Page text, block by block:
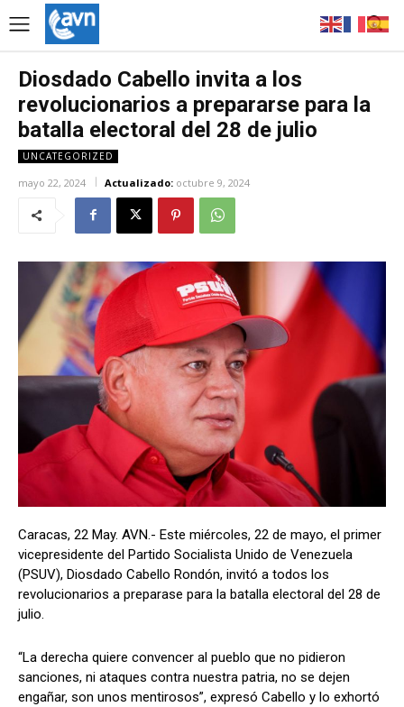
Diosdado Cabello invita a los
revolucionarios a prepararse para la
batalla electoral del 28 de julio
UNCATEGORIZED
mayo 22, 2024 Actualizado: octubre 9, 2024
Caracas, 22 May. AVN.- Este miércoles, 22 de mayo, el primer
vicepresidente del Partido Socialista Unido de Venezuela
(PSUV), Diosdado Cabello Rondón, invitó a todos los
revolucionarios a preparase para la batalla electoral del 28 de
julio.
“La derecha quiere convencer al pueblo que no pidieron
sanciones, ni ataques contra nuestra patria, no se dejen
engañar, son unos mentirosos”, expresó Cabello y lo exhortó